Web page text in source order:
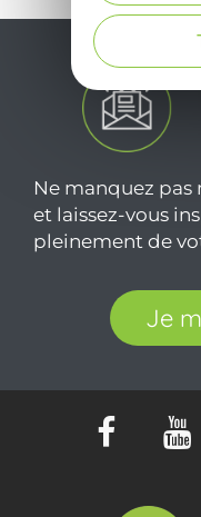
Ne manquez
et laissez-vous
pleinement de
Je